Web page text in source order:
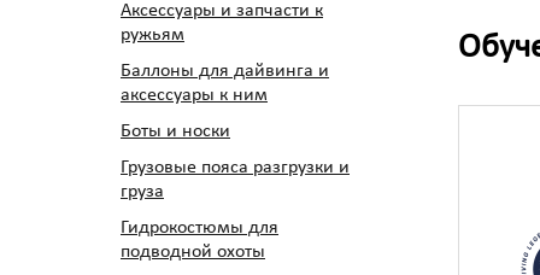
Аксессуары и запчасти к
ружьям
Баллоны для дайвинга и
аксессуары к ним
Боты и носки
Грузовые пояса разгрузки и
груза
Гидрокостюмы для
подводной охоты